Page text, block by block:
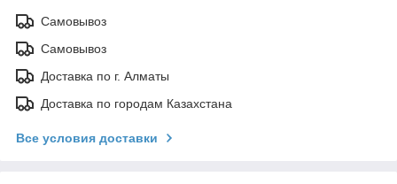
Самовывоз
Самовывоз
Доставка по г. Алматы
Доставка по городам Казахстана
Все условия доставки